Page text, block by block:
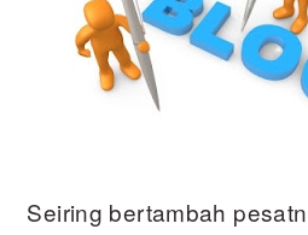
Seiring bertambah